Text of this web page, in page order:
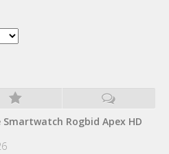
Smartwatch Rogbid Apex HD